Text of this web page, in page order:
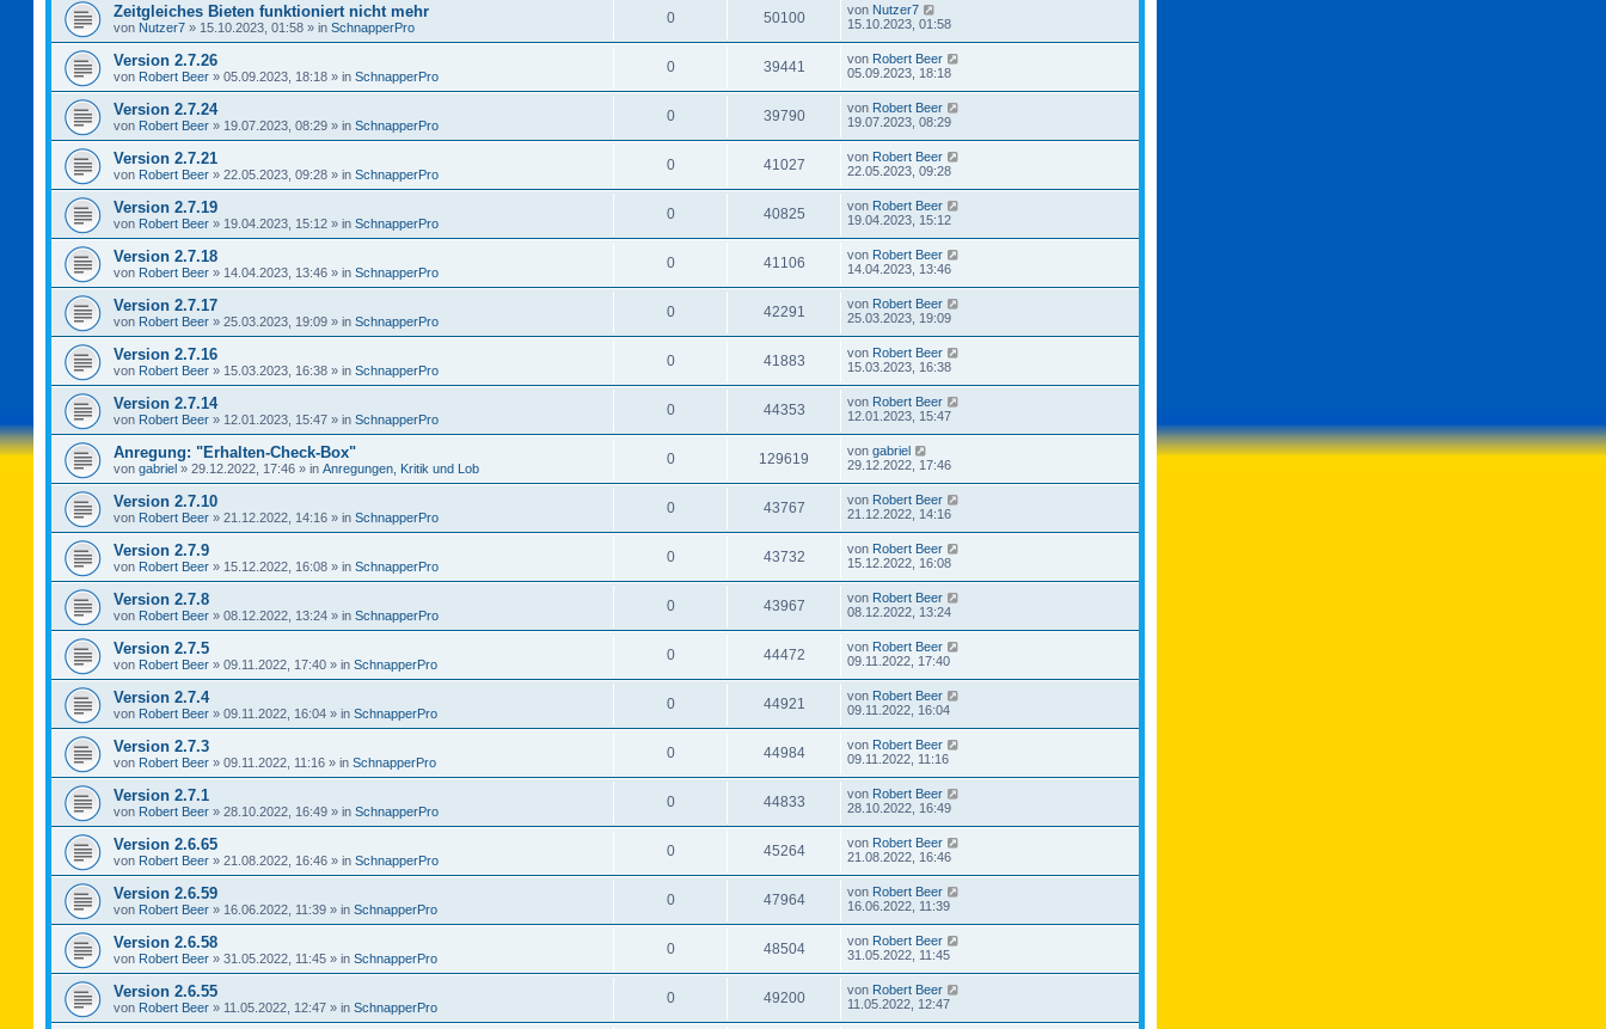
Zeitgleiches Bieten funktioniert nicht mehr
von Nutzer7 » 15.10.2023, 01:58 » in SchnapperPro
0 50100 von Nutzer7
15.10.2023, 01:58
Version 2.7.26
von Robert Beer » 05.09.2023, 18:18 » in SchnapperPro
0 39441 von Robert Beer
05.09.2023, 18:18
Version 2.7.24
von Robert Beer » 19.07.2023, 08:29 » in SchnapperPro
0 39790 von Robert Beer
19.07.2023, 08:29
Version 2.7.21
von Robert Beer » 22.05.2023, 09:28 » in SchnapperPro
0 41027 von Robert Beer
22.05.2023, 09:28
Version 2.7.19
von Robert Beer » 19.04.2023, 15:12 » in SchnapperPro
0 40825 von Robert Beer
19.04.2023, 15:12
Version 2.7.18
von Robert Beer » 14.04.2023, 13:46 » in SchnapperPro
0 41106 von Robert Beer
14.04.2023, 13:46
Version 2.7.17
von Robert Beer » 25.03.2023, 19:09 » in SchnapperPro
0 42291 von Robert Beer
25.03.2023, 19:09
Version 2.7.16
von Robert Beer » 15.03.2023, 16:38 » in SchnapperPro
0 41883 von Robert Beer
15.03.2023, 16:38
Version 2.7.14
von Robert Beer » 12.01.2023, 15:47 » in SchnapperPro
0 44353 von Robert Beer
12.01.2023, 15:47
Anregung: "Erhalten-Check-Box"
von gabriel » 29.12.2022, 17:46 » in Anregungen, Kritik und Lob
0 129619 von gabriel
29.12.2022, 17:46
Version 2.7.10
von Robert Beer » 21.12.2022, 14:16 » in SchnapperPro
0 43767 von Robert Beer
21.12.2022, 14:16
Version 2.7.9
von Robert Beer » 15.12.2022, 16:08 » in SchnapperPro
0 43732 von Robert Beer
15.12.2022, 16:08
Version 2.7.8
von Robert Beer » 08.12.2022, 13:24 » in SchnapperPro
0 43967 von Robert Beer
08.12.2022, 13:24
Version 2.7.5
von Robert Beer » 09.11.2022, 17:40 » in SchnapperPro
0 44472 von Robert Beer
09.11.2022, 17:40
Version 2.7.4
von Robert Beer » 09.11.2022, 16:04 » in SchnapperPro
0 44921 von Robert Beer
09.11.2022, 16:04
Version 2.7.3
von Robert Beer » 09.11.2022, 11:16 » in SchnapperPro
0 44984 von Robert Beer
09.11.2022, 11:16
Version 2.7.1
von Robert Beer » 28.10.2022, 16:49 » in SchnapperPro
0 44833 von Robert Beer
28.10.2022, 16:49
Version 2.6.65
von Robert Beer » 21.08.2022, 16:46 » in SchnapperPro
0 45264 von Robert Beer
21.08.2022, 16:46
Version 2.6.59
von Robert Beer » 16.06.2022, 11:39 » in SchnapperPro
0 47964 von Robert Beer
16.06.2022, 11:39
Version 2.6.58
von Robert Beer » 31.05.2022, 11:45 » in SchnapperPro
0 48504 von Robert Beer
31.05.2022, 11:45
Version 2.6.55
von Robert Beer » 11.05.2022, 12:47 » in SchnapperPro
0 49200 von Robert Beer
11.05.2022, 12:47